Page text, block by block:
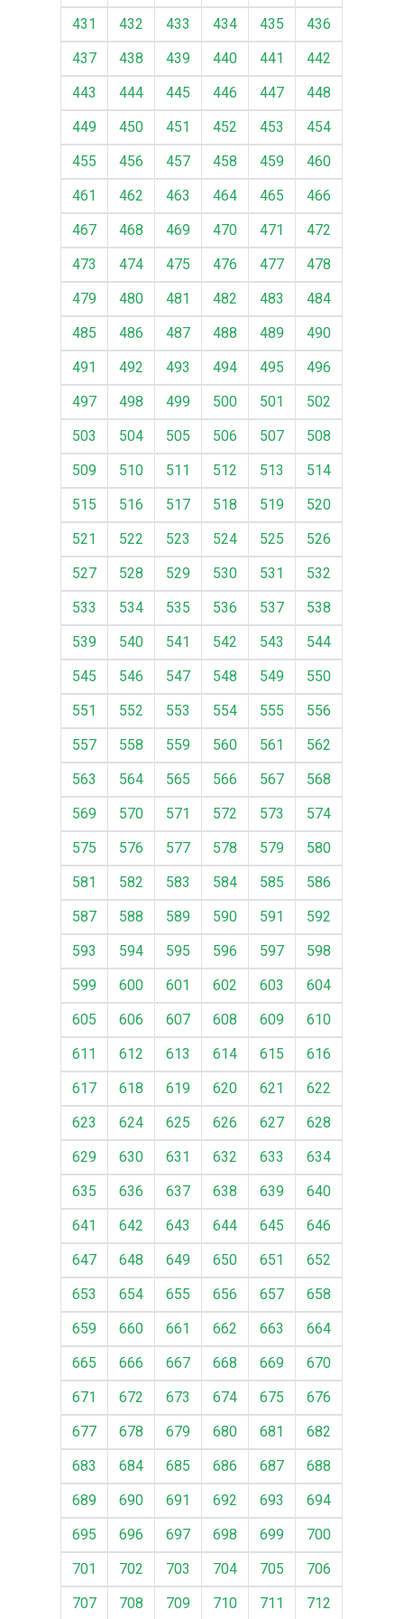
431 432 433 434 435
436
437
438 439 440 441
442
443
444 445 446 447
448
449
450 451 452 453
454
455
456 457 458 459
460
461
462 463 464 465
466
467
468 469 470 471
472
473
474 475 476 477
478
479
480 481 482 483
484
485
486 487 488 489
490
491
492 493 494 495
496
497
498 499 500 501
502
503
504 505 506 507
508
509
510 511 512 513
514
515
516 517 518 519
520
521
522 523 524 525
526
527
528 529 530 531
532
533
534 535 536 537
538
539
540 541 542 543
544
545
546 547 548 549
550
551
552 553 554 555
556
557
558 559 560 561
562
563
564 565 566 567
568
569
570 571 572 573
574
575
576 577 578 579
580
581
582 583 584 585
586
587
588 589 590 591
592
593
594 595 596 597
598
599
600 601 602 603
604
605
606 607 608 609
610
611
612 613 614 615
616
617
618 619 620 621
622
623
624 625 626 627
628
629
630 631 632 633
634
635
636 637 638 639
640
641
642 643 644 645
646
647
648 649 650 651
652
653
654 655 656 657
658
659
660 661 662 663
664
665
666 667 668 669
670
671
672 673 674 675
676
677
678 679 680 681
682
683
684 685 686 687
688
689
690 691 692 693
694
695
696 697 698 699
700
701
702 703 704 705
706
707
708 709 710 711 712